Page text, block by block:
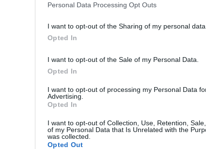
Personal Data Processing Opt Outs
I want to opt-out of the Sharing of my personal data.
Opted In
I want to opt-out of the Sale of my Personal Data.
Opted In
I want to opt-out of processing my Personal Data
Advertising.
Opted In
I want to opt-out of Collection, Use, Retention,
of my Personal Data that Is Unrelated with the
was collected.
Opted Out